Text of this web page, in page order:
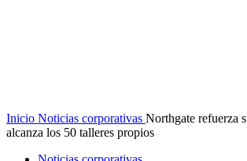
Inicio Noticias corporativas Northgate refuerza
alcanza los 50 talleres propios